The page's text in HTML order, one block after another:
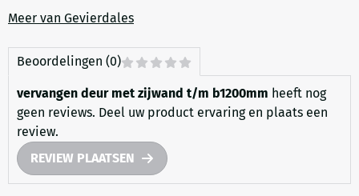
Meer van Gevierdales
Beoordelingen (0)
vervangen deur met zijwand t/m b1200mm heeft nog
geen reviews. Deel uw product ervaring en plaats een
review.
REVIEW PLAATSEN